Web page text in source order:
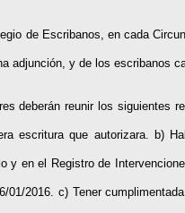
de Escribanos, en cada
adjunción, y de los escribanos
deberán reunir los siguientes
escritura que autorizara. b)
y en el Registro de
01/2016. c) Tener